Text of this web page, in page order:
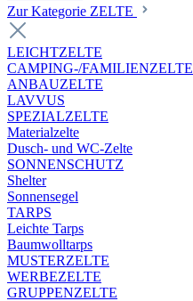
Zur Kategorie ZELTE
LEICHTZELTE
CAMPING-/FAMILIENZELTE
ANBAUZELTE
LAVVUS
SPEZIALZELTE
Materialzelte
Dusch- und WC-Zelte
SONNENSCHUTZ
Shelter
Sonnensegel
TARPS
Leichte Tarps
Baumwolltarps
MUSTERZELTE
WERBEZELTE
GRUPPENZELTE